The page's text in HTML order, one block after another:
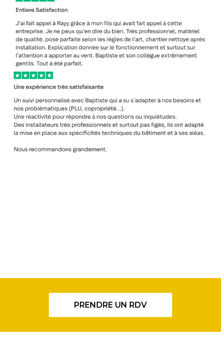
PRENDRE UN RDV